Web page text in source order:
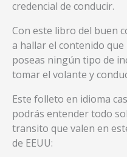
credencial de conducir.
Con este libro del buen
a hallar el contenido
poseas ningún tipo de
tomar el volante y
Este folleto en idioma
podrás entender todo
transito que valen en
de EEUU: